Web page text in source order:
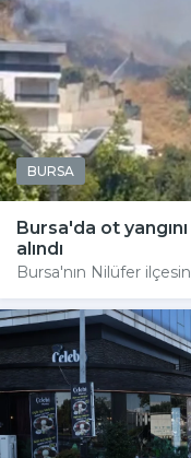
BURSA
Bursa'da ot
alındı
Bursa'nın Nilüfer